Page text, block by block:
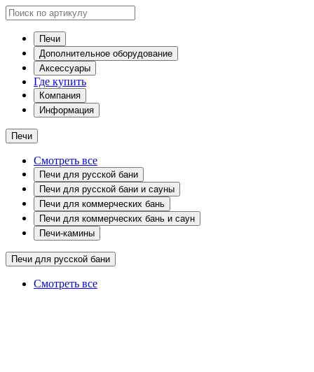
Печи
Дополнительное оборудование
Аксессуары
Где купить
Компания
Информация
Печи
Смотреть все
Печи для русской бани
Печи для русской бани и сауны
Печи для коммерческих бань
Печи для коммерческих бань и саун
Печи-камины
Печи для русской бани
Смотреть все